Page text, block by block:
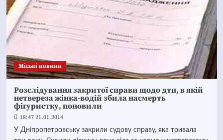
Mіські новини
Розслідування закритої справи щодо дтп, в якій
нетвереза жінка-водій збила насмерть
фігуристку, поновили
18:47 21.01.2014
У Дніпропетровську закрили судову справу, яка тривала